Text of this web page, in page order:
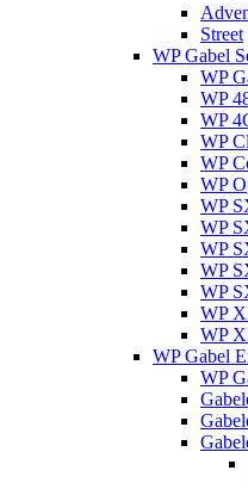
Street
WP Gabel
WP
WP
WP
WP
WP
WP
WP
WP
WP
WP
WP
WP
WP
WP Gabel
WP